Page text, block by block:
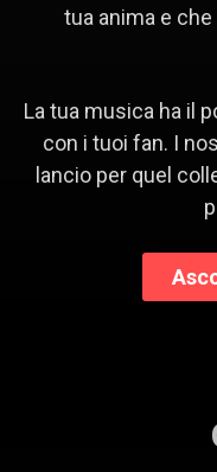
tua anima e
La tua musica ha il
con i tuoi fan. I
lancio per quel